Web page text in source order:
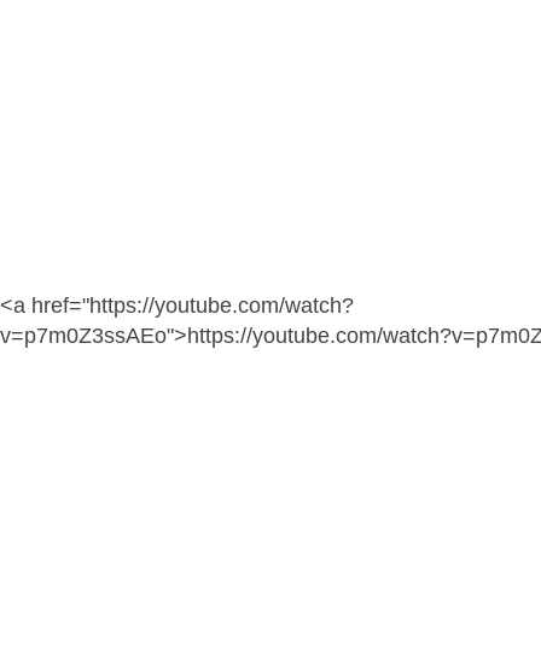
<a href="https://youtube.com/watch?
v=p7m0Z3ssAEo">https://youtube.com/